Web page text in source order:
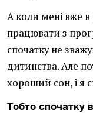
А коли мені вже
працювати з
спочатку не
дитинства. Але
хороший сон, і я
Тобто спочатку